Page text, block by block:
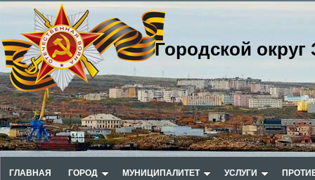
Городской
ГЛАВНАЯ ГОРОД МУНИЦИПАЛИТЕТ УСЛУГИ